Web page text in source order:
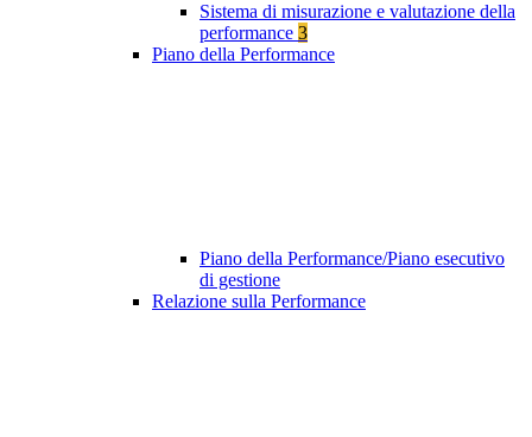
Sistema di misurazione e valutazione della
performance 3
Piano della Performance
Piano della Performance/Piano esecutivo
di gestione
Relazione sulla Performance